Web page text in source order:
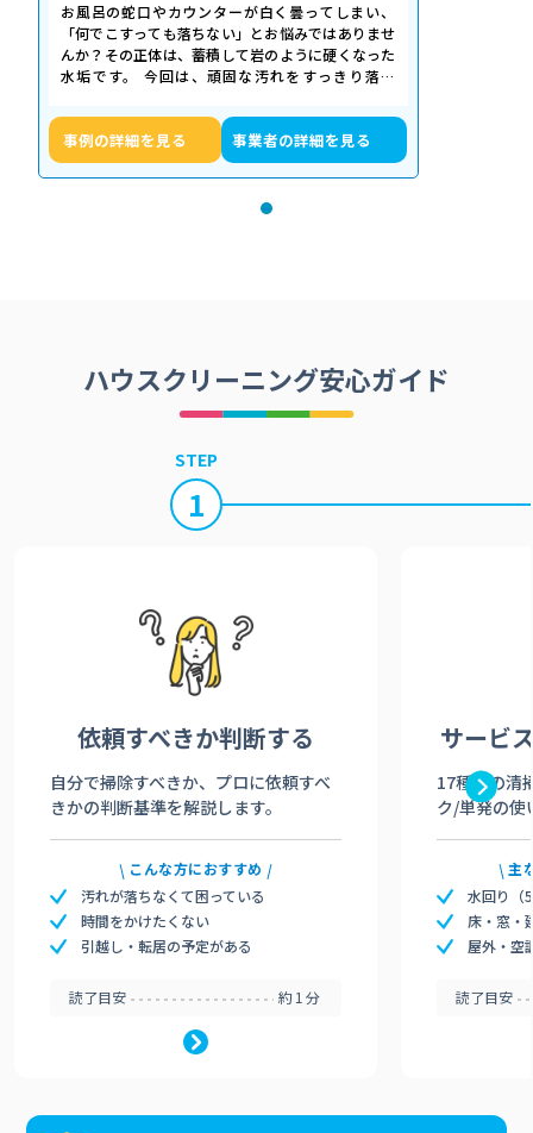
お風呂の蛇口やカウンターが白く曇ってしまい、
「何でこすっても落ちない」とお悩みではありませ
んか？その正体は、蓄積して岩のように硬くなった
水垢です。 今回は、頑固な汚れをすっきり落と
事例の詳細を見る 事業者の詳細を見る
ハウスクリーニング安心ガイド
STEP
1
依頼すべきか判断する
自分で掃除すべきか、プロに依頼すべ
きかの判断基準を解説します。
こんな方におすすめ
汚れが落ちなくて困っている
時間をかけたくない
引越し・転居の予定がある
読了目安 約1分
サービ
17種類の清
ク/単発の使
主
水回り（
床・窓・
屋外・空
読了目安